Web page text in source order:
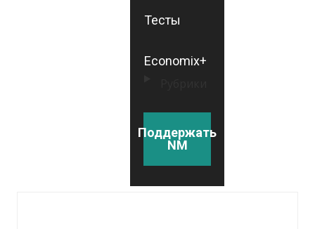
Тесты
Economix+
Поддержать
NM